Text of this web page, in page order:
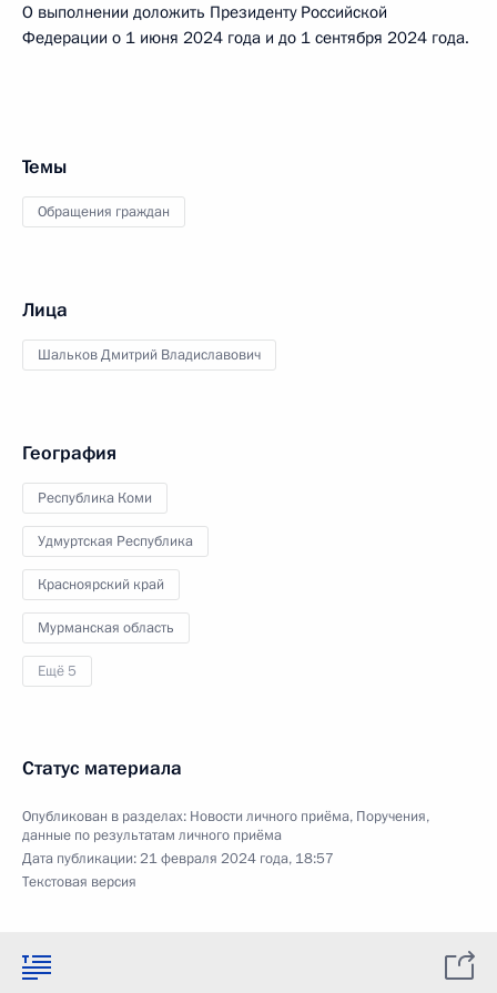
О выполнении доложить Президенту Российской
Федерации о 1 июня 2024 года и до 1 сентября 2024 года.
Темы
Обращения граждан
Лица
Шальков Дмитрий Владиславович
География
Республика Коми
Удмуртская Республика
Красноярский край
Мурманская область
Ещё 5
Статус материала
Опубликован в разделах: Новости личного приёма, Поручения,
данные по результатам личного приёма
Дата публикации:21 февраля 2024 года, 18:57
Текстовая версия